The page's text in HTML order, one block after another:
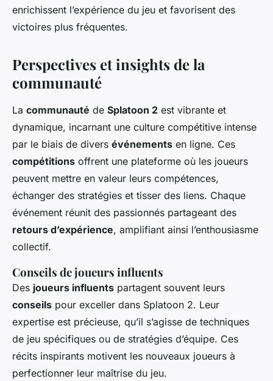
enrichissent l’expérience du jeu et favorisent des
victoires plus fréquentes.
Perspectives et insights de la
communauté
La communauté de Splatoon 2 est vibrante et
dynamique, incarnant une culture compétitive intense
par le biais de divers événements en ligne. Ces
compétitions offrent une plateforme où les joueurs
peuvent mettre en valeur leurs compétences,
échanger des stratégies et tisser des liens. Chaque
événement réunit des passionnés partageant des
retours d’expérience, amplifiant ainsi l’enthousiasme
collectif.
Conseils de joueurs influents
Des joueurs influents partagent souvent leurs
conseils pour exceller dans Splatoon 2. Leur
expertise est précieuse, qu’il s’agisse de techniques
de jeu spécifiques ou de stratégies d’équipe. Ces
récits inspirants motivent les nouveaux joueurs à
perfectionner leur maîtrise du jeu.